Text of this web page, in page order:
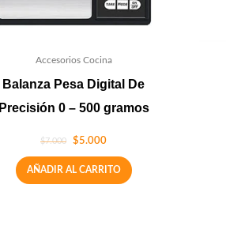
Accesorios Cocina
Balanza Pesa Digital De
Precisión 0 – 500 gramos
$7.000 $5.000
AÑADIR AL CARRITO